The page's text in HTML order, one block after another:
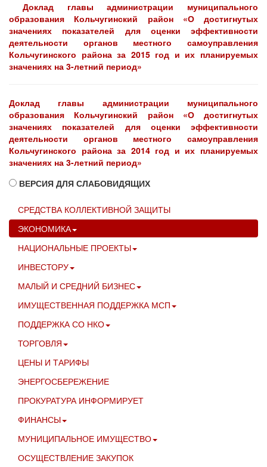
Доклад главы администрации муниципального
образования Кольчугинский район «О достигнутых
значениях показателей для оценки эффективности
деятельности органов местного самоуправления
Кольчугинского района за 2015 год и их планируемых
значениях на 3-летний период»
Доклад главы администрации муниципального
образования Кольчугинский район «О достигнутых
значениях показателей для оценки эффективности
деятельности органов местного самоуправления
Кольчугинского района за 2014 год и их планируемых
значениях на 3-летний период»
ВЕРСИЯ ДЛЯ СЛАБОВИДЯЩИХ
СРЕДСТВА КОЛЛЕКТИВНОЙ ЗАЩИТЫ
ЭКОНОМИКА
НАЦИОНАЛЬНЫЕ ПРОЕКТЫ
ИНВЕСТОРУ
МАЛЫЙ И СРЕДНИЙ БИЗНЕС
ИМУЩЕСТВЕННАЯ ПОДДЕРЖКА МСП
ПОДДЕРЖКА СО НКО
ТОРГОВЛЯ
ЦЕНЫ И ТАРИФЫ
ЭНЕРГОСБЕРЕЖЕНИЕ
ПРОКУРАТУРА ИНФОРМИРУЕТ
ФИНАНСЫ
МУНИЦИПАЛЬНОЕ ИМУЩЕСТВО
ОСУЩЕСТВЛЕНИЕ ЗАКУПОК